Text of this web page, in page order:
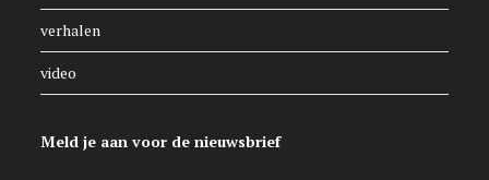
verhalen
video
Meld je aan voor de nieuwsbrief